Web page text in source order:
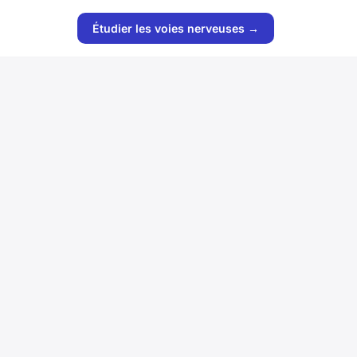
Étudier les voies nerveuses →